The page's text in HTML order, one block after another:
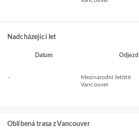
Nadcházející let
Datum Odjezd
-
Mezinárodní letiště
Vancouver
Oblíbená trasa z Vancouver